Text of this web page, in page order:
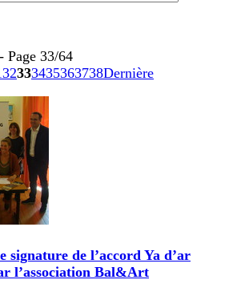
Page 33/64
32333435363738Dernière
signature de l’accord Ya d’ar
l’association Bal&Art